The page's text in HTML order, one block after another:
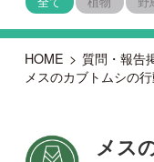
メスのカブトムシの行動に